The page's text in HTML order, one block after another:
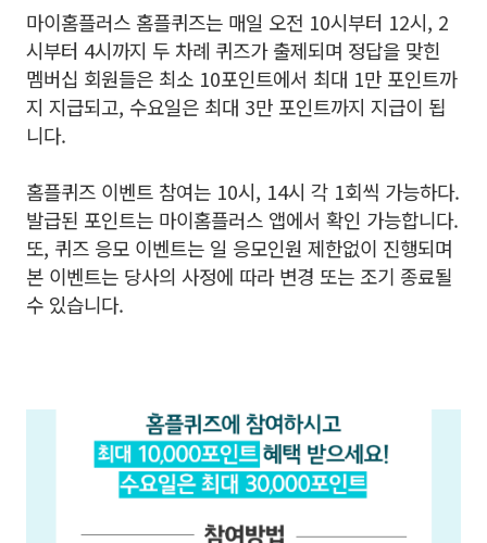
마이홈플러스 홈플퀴즈는 매일 오전 10시부터 12시, 2
시부터 4시까지 두 차례 퀴즈가 출제되며 정답을 맞힌
멤버십 회원들은 최소 10포인트에서 최대 1만 포인트까
지 지급되고, 수요일은 최대 3만 포인트까지 지급이 됩
니다.
홈플퀴즈 이벤트 참여는 10시, 14시 각 1회씩 가능하다.
발급된 포인트는 마이홈플러스 앱에서 확인 가능합니다.
또, 퀴즈 응모 이벤트는 일 응모인원 제한없이 진행되며
본 이벤트는 당사의 사정에 따라 변경 또는 조기 종료될
수 있습니다.